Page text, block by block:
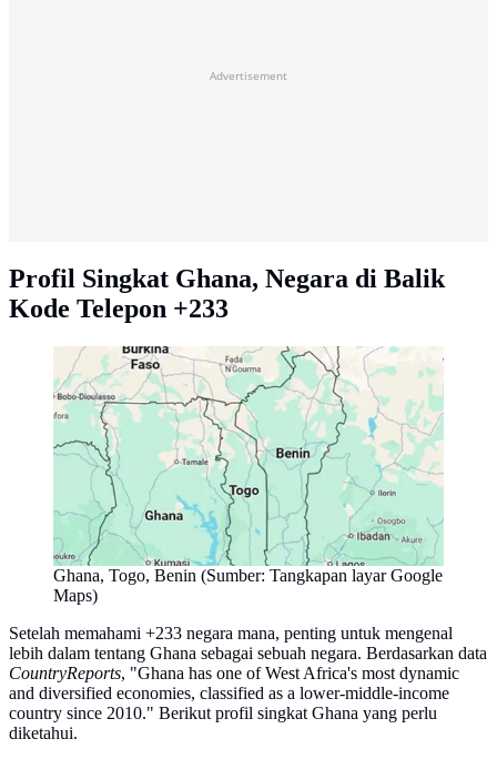
Advertisement
Profil Singkat Ghana, Negara di Balik
Kode Telepon +233
Ghana, Togo, Benin (Sumber: Tangkapan layar Google
Maps)
Setelah memahami +233 negara mana, penting untuk mengenal
lebih dalam tentang Ghana sebagai sebuah negara. Berdasarkan data
CountryReports, "Ghana has one of West Africa's most dynamic
and diversified economies, classified as a lower-middle-income
country since 2010." Berikut profil singkat Ghana yang perlu
diketahui.